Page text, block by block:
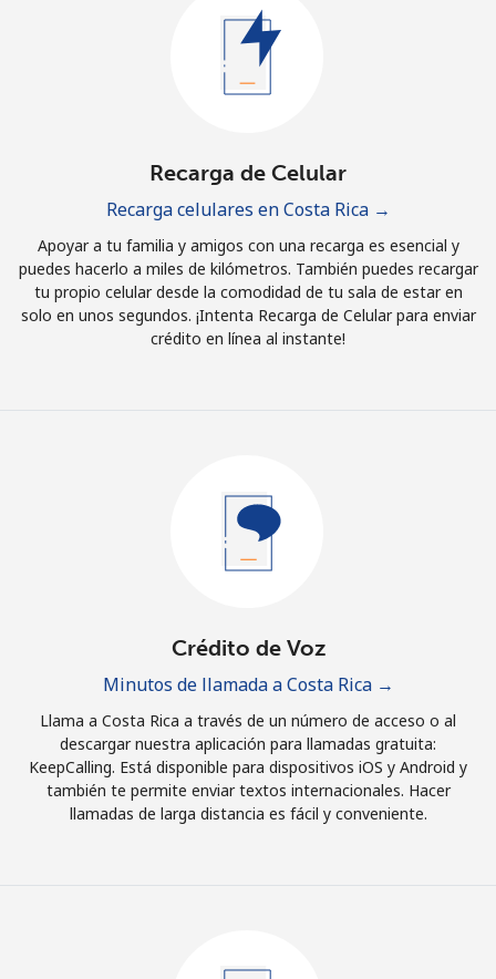
Términos y condiciones.
Únete
¡Hola!
Inicia sesión oREGÍSTRATE →
Iniciar Sesión
o
Recarga de Celular
Recarga celulares en Costa Rica →
Apoyar a tu familia y amigos con una recarga es esencial y
puedes hacerlo a miles de kilómetros. También puedes recargar
tu propio celular desde la comodidad de tu sala de estar en
solo en unos segundos. ¡Intenta Recarga de Celular para enviar
crédito en línea al instante!
Crédito de Voz
Minutos de llamada a Costa Rica →
Llama a Costa Rica a través de un número de acceso o al
descargar nuestra aplicación para llamadas gratuita:
KeepCalling. Está disponible para dispositivos iOS y Android y
también te permite enviar textos internacionales. Hacer
llamadas de larga distancia es fácil y conveniente.